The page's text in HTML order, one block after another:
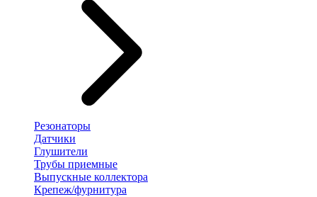
Резонаторы
Датчики
Глушители
Трубы приемные
Выпускные коллектора
Крепеж/фурнитура